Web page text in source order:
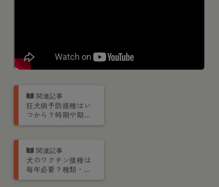
狂犬病予防接種はい
つから？時期や期
間、証明書発行の注
犬のワクチン接種は
毎年必要？種類・時
期・頻度・副作用な